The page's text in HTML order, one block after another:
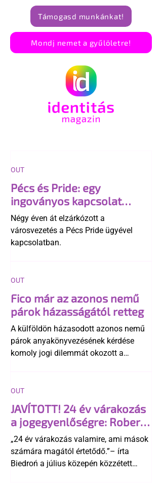
Támogasd munkánkat!
Mondj nemet a gyűlöletre!
Pécs és Pride: egy
ingoványos kapcsolat
története
Négy éven át elzárkózott a
városvezetés a Pécs Pride ügyével
kapcsolatban.
OUT
Fico már az azonos nemű
párok házasságától retteg
A külföldön házasodott azonos nemű
párok anyakönyvezésének kérdése
komoly jogi dilemmát okozott a
egyértelműen tiltja a házasságuk
elismerését. Közben az ellenzéken belül
is vita robbant ki arról, hogy vissza
kellene-e vonni a kormány konzervatív
alkotmánymódosítását
OUT
JAVÍTOTT! 24 év várakozás
a jogegyenlőségre: Robert
Biedroń megindító üzenete
a lengyel bejegyzett
élettársi kapcsolatokért
„24 év várakozás valamire, ami mások
számára magától értetődő.”– írta
Biedroń a július közepén közzétett
OUT